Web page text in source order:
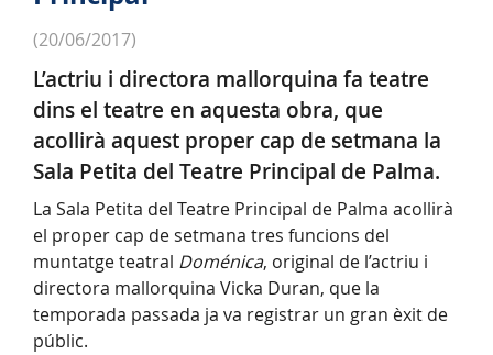
(20/06/2017)
L’actriu i directora mallorquina fa teatre
dins el teatre en aquesta obra, que
acollirà aquest proper cap de setmana la
Sala Petita del Teatre Principal de Palma.
La Sala Petita del Teatre Principal de Palma acollirà
el proper cap de setmana tres funcions del
muntatge teatral Doménica, original de l’actriu i
directora mallorquina Vicka Duran, que la
temporada passada ja va registrar un gran èxit de
públic.